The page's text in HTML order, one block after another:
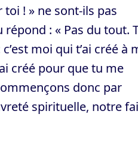
toi ! » ne sont-ils pas
: « Pas du tout.
moi qui t’ai créé à
créé pour que tu me
donc par
spirituelle, notre